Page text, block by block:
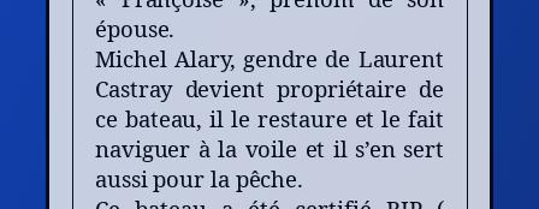
épouse.
Michel Alary, gendre de Laurent
Castray devient propriétaire de
ce bateau, il le restaure et le fait
naviguer à la voile et il s’en sert
aussi pour la pêche.